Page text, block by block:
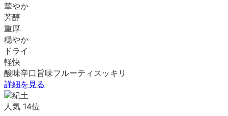
華やか
芳醇
重厚
穏やか
ドライ
軽快
酸味辛口 旨味フルーティ スッキリ
詳細を見る
人気 14位